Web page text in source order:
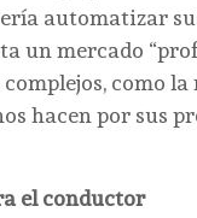
automatizar
un mercado
como
hacen por sus
el conductor